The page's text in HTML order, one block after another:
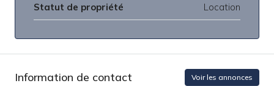
Statut de propriété Location
Information de contact Voir les annonces